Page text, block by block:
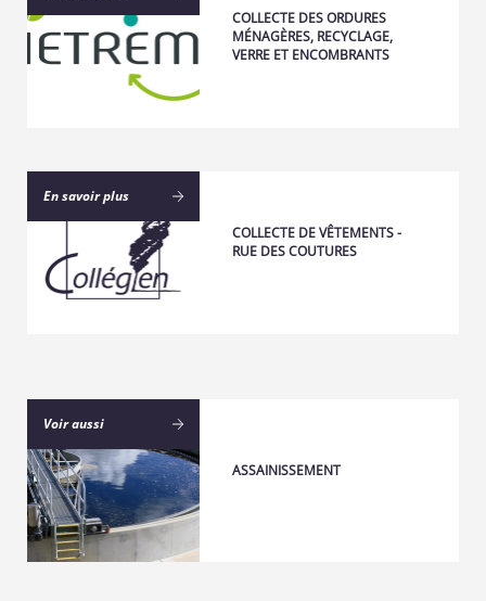
COLLECTE DES ORDURES
MÉNAGÈRES, RECYCLAGE,
VERRE ET ENCOMBRANTS
En savoir plus
COLLECTE DE VÊTEMENTS -
RUE DES COUTURES
Voir aussi
ASSAINISSEMENT